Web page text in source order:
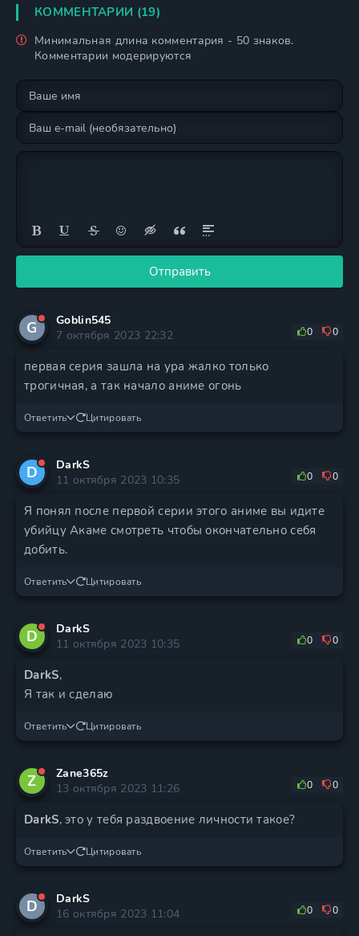
КОММЕНТАРИИ (19)
Минимальная длина комментария - 50 знаков.
Комментарии модерируются
Отправить
G
Goblin545
7 октября 2023 22:32
0 0
первая серия зашла на ура жалко только
трогичная, а так начало аниме огонь
Ответить Цитировать
D
DarkS
11 октября 2023 10:35
0 0
Я понял после первой серии этого аниме вы идите
убийцу Акаме смотреть чтобы окончательно себя
добить.
Ответить Цитировать
D
DarkS
11 октября 2023 10:35
0 0
DarkS,
Я так и сделаю
Ответить Цитировать
Z
Zane365z
13 октября 2023 11:26
0 0
DarkS, это у тебя раздвоение личности такое?
Ответить Цитировать
D
DarkS
16 октября 2023 11:04
0 0